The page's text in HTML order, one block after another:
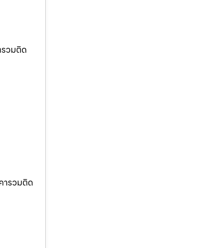
วมติด
ารวมติด